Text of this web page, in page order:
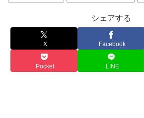
シェアする
X Facebook
Pocket LINE